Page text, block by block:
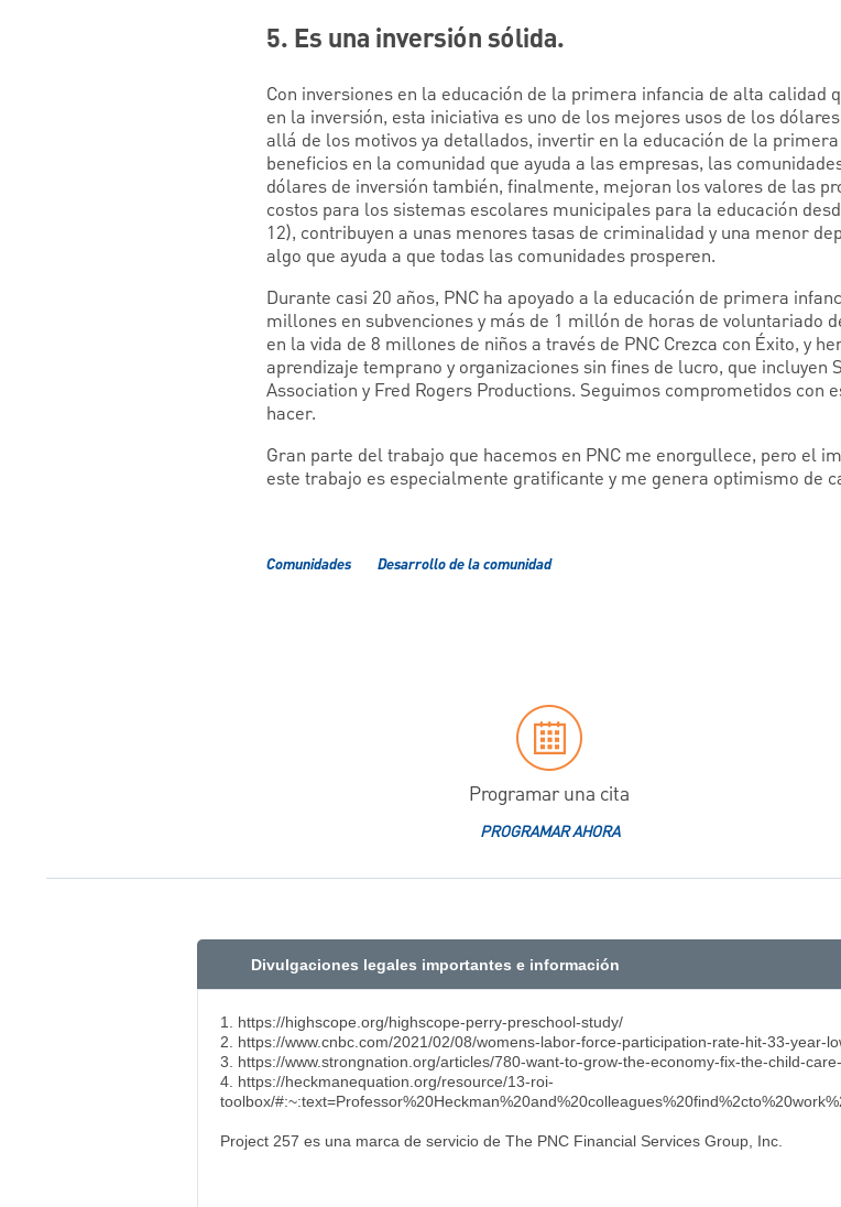
5. Es una inversión sólida.
Con inversiones en la educación de la primera infancia de alta calidad
en la inversión, esta iniciativa es uno de los mejores usos de los
allá de los motivos ya detallados, invertir en la educación de la
beneficios en la comunidad que ayuda a las empresas, las
dólares de inversión también, finalmente, mejoran los valores de las
costos para los sistemas escolares municipales para la educación
12), contribuyen a unas menores tasas de criminalidad y una menor
algo que ayuda a que todas las comunidades prosperen.
Durante casi 20 años, PNC ha apoyado a la educación de primera
millones en subvenciones y más de 1 millón de horas de voluntariado
en la vida de 8 millones de niños a través de PNC Crezca con Éxito, y
aprendizaje temprano y organizaciones sin fines de lucro, que incluyen
Association y Fred Rogers Productions. Seguimos comprometidos con
hacer.
Gran parte del trabajo que hacemos en PNC me enorgullece, pero el
este trabajo es especialmente gratificante y me genera optimismo de
Comunidades Desarrollo de la comunidad
Programar una cita
PROGRAMAR AHORA
Divulgaciones legales importantes e información
​1. https://highscope.org/highscope-perry-preschool-study/
2. https://www.cnbc.com/2021/02/08/womens-labor-force-participation-rate-hit-33-year-
3. https://www.strongnation.org/articles/780-want-to-grow-the-economy-fix-the-child-
4. https://heckmanequation.org/resource/13-roi-
toolbox/
Project 257 es una marca de servicio de The PNC Financial Services Group, Inc.